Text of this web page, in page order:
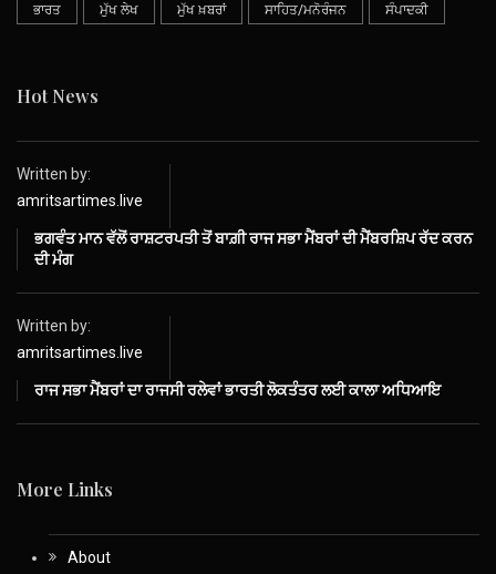
ਭਾਰਤ ਮੁੱਖ ਲੇਖ ਮੁੱਖ ਖ਼ਬਰਾਂ ਸਾਹਿਤ/ਮਨੋਰੰਜਨ ਸੰਪਾਦਕੀ
Hot News
Written by:
amritsartimes.live
ਭਗਵੰਤ ਮਾਨ ਵੱਲੋਂ ਰਾਸ਼ਟਰਪਤੀ ਤੋਂ ਬਾਗ਼ੀ ਰਾਜ ਸਭਾ ਮੈਂਬਰਾਂ ਦੀ ਮੈਂਬਰਸ਼ਿਪ ਰੱਦ ਕਰਨ
ਦੀ ਮੰਗ
Written by:
amritsartimes.live
ਰਾਜ ਸਭਾ ਮੈਂਬਰਾਂ ਦਾ ਰਾਜਸੀ ਰਲੇਵਾਂ ਭਾਰਤੀ ਲੋਕਤੰਤਰ ਲਈ ਕਾਲਾ ਅਧਿਆਇ
More Links
About